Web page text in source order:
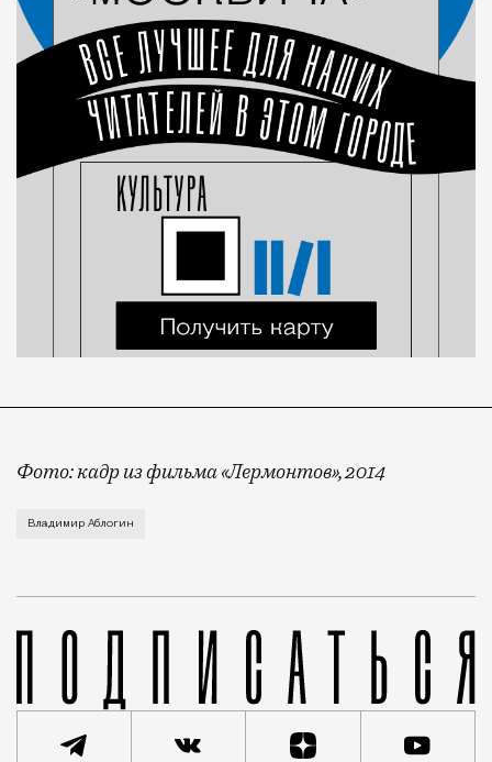
Фото: кадр из фильма «Лермонтов», 2014
Путь от литературной классики до уголовной
Владимир Аблогин